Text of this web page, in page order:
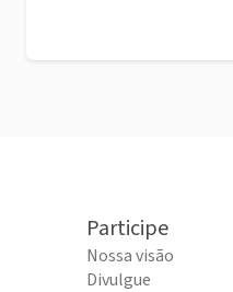
Participe
Nossa visão
Divulgue